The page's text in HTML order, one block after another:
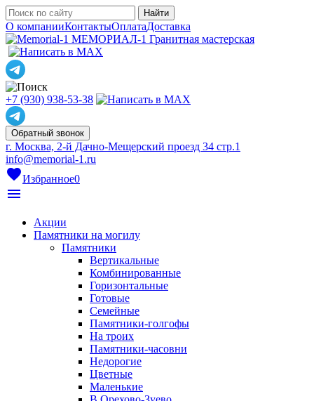
О компанииКонтактыОплатаДоставка
МЕМОРИАЛ-1 Гранитная мастерская
+7 (930) 938-53-38
Обратный звонок
г. Москва, 2-й Дачно-Мещерский проезд 34 стр.1
info@memorial-1.ru
favoriteИзбранное0
menu
Акции
Памятники на могилу
Памятники
Вертикальные
Комбинированные
Горизонтальные
Готовые
Семейные
Памятники-голгофы
На троих
Памятники-часовни
Недорогие
Цветные
Маленькие